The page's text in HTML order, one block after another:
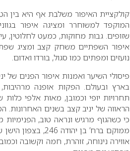
קולקציית האיפור משלבת אף היא בין
המוקפד למשוחרר ומציגה איפור
שזופים. גבות מחוקות, כמעט לחלוטין,
איפור השפתיים משחק קצב ומציג
נועזים ומפתים כמו סגול, בורדו ואדום.
פיסולי השיער ואמנות איפור הפנים של
בארץ ובעולם. הפקות אופנה
תחרויות יופי וכמובן, מאות אלפי
הראווה של יניב קצב בשנים האחרונות.
כי כשהגוף מרגיש ונראה טוב,
ממוקם ברח’ בן
אווירה נינוחה, זוהרת, חמה וקשובה